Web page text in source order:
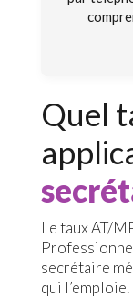
Quel
Le taux AT/
secrétaire
qui